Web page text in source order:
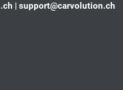
| support@carvolution.ch